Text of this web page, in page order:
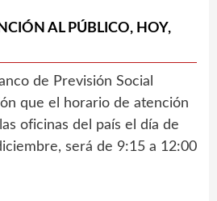
AL PÚBLICO, HOY,
de Previsión Social
que el horario de atención
oficinas del país el día de
será de 9:15 a 12:00